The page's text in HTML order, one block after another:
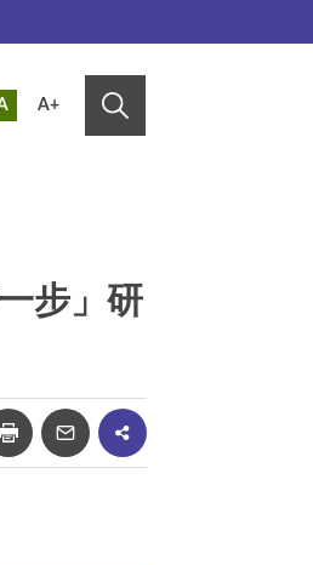
A+
步」研